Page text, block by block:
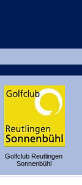
Golfclub Reutlingen
Sonnenbühl